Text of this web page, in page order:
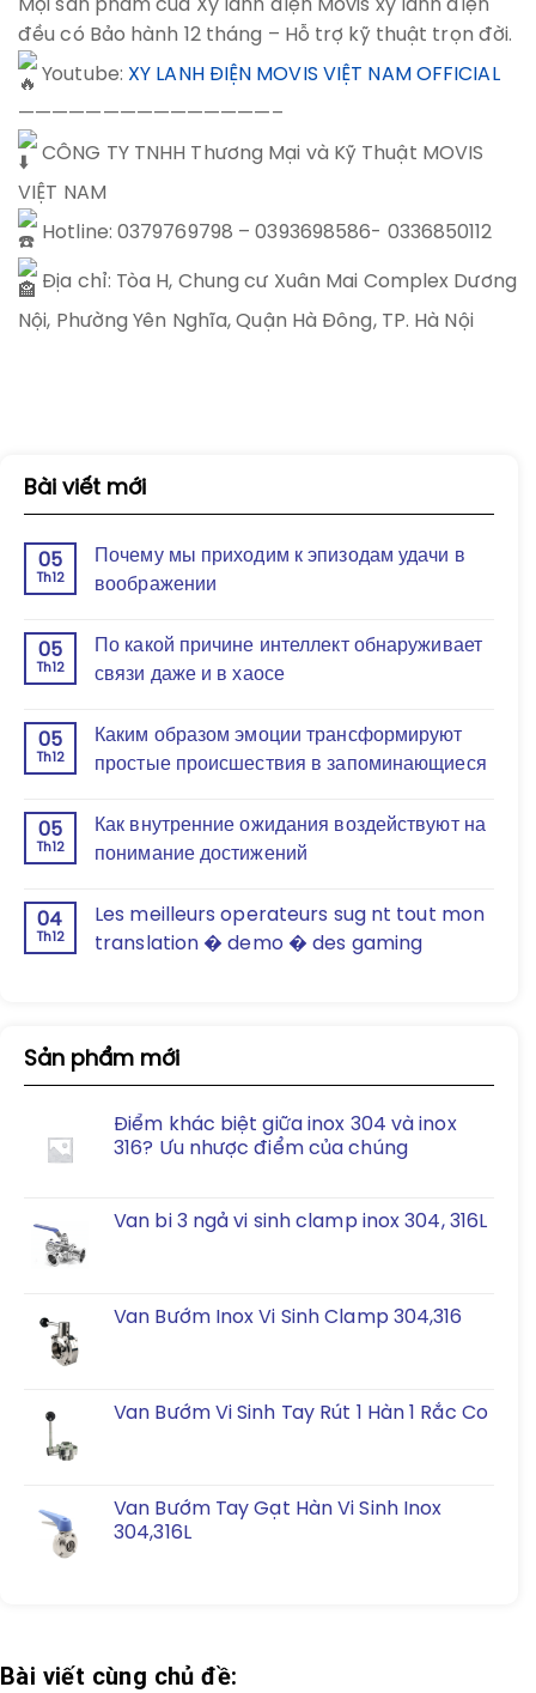
Mọi sản phẩm của Xy lanh điện Movis xy lanh điện
đều có Bảo hành 12 tháng – Hỗ trợ kỹ thuật trọn đời.
Youtube: XY LANH ĐIỆN MOVIS VIỆT NAM OFFICIAL
———————————————–
CÔNG TY TNHH Thương Mại và Kỹ Thuật MOVIS
VIỆT NAM
Hotline: 0379769798 – 0393698586- 0336850112
Địa chỉ: Tòa H, Chung cư Xuân Mai Complex Dương
Nội, Phường Yên Nghĩa, Quận Hà Đông, TP. Hà Nội
Bài viết mới
05
Th12
Почему мы приходим к эпизодам удачи в
воображении
05
Th12
По какой причине интеллект обнаруживает
связи даже и в хаосе
05
Th12
Каким образом эмоции трансформируют
простые происшествия в запоминающиеся
05
Th12
Как внутренние ожидания воздействуют на
понимание достижений
04
Th12
Les meilleurs operateurs sug nt tout mon
translation � demo � des gaming
Sản phẩm mới
Điểm khác biệt giữa inox 304 và inox
316? Ưu nhược điểm của chúng
Van bi 3 ngả vi sinh clamp inox 304, 316L
Van Bướm Inox Vi Sinh Clamp 304,316
Van Bướm Vi Sinh Tay Rút 1 Hàn 1 Rắc Co
Van Bướm Tay Gạt Hàn Vi Sinh Inox
304,316L
Bài viết cùng chủ đề: